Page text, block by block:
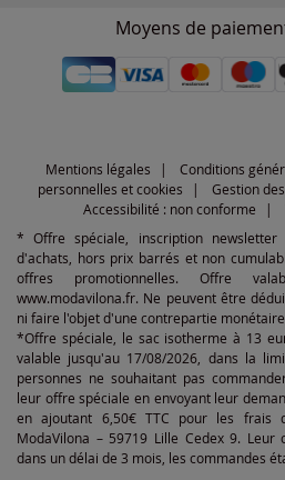
Moyens de
Mentions légales Conditions
personnelles et cookies
Gestion
Accessibilité : non conforme
* Offre spéciale, inscription
d'achats, hors prix barrés et non
offres promotionnelles. Offre
www.modavilona.fr. Ne peuvent être
ni faire l'objet d'une contrepartie
*Offre spéciale, le sac isotherme à 13
valable jusqu'au 17/08/2026, dans la
personnes ne souhaitant pas
leur offre spéciale en envoyant leur
en ajoutant 6,50€ TTC pour les frais
ModaVilona – 59719 Lille Cedex 9.
dans un délai de 3 mois, les commandes